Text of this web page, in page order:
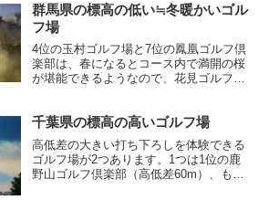
群馬県の標高の低い≒冬暖かいゴル
フ場
4位の玉村ゴルフ場と7位の鳳凰ゴルフ倶
楽部は、春になるとコース内で満開の桜
が堪能できるようなので、花見ゴルフを
千葉県の標高の高いゴルフ場
高低差の大きい打ち下ろしを体験できる
ゴルフ場が2つあります。1つは1位の鹿
野山ゴルフ倶楽部（高低差60m）、もう